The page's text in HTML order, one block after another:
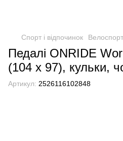
Спорт і відпочинок Велоспорт
Педалі ONRIDE
(104 x 97), кульки,
Артикул: 2526116102848